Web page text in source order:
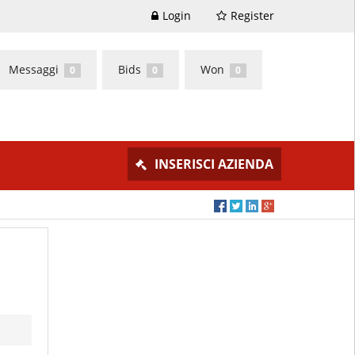
Login Register
Messaggi 0 Bids 0 Won 0
INSERISCI AZIENDA